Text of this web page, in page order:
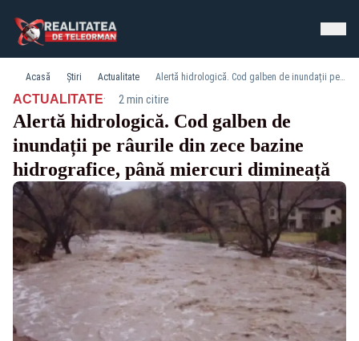
Acasă Știri Actualitate Alertă hidrologică. Cod galben de inundații pe râurile din zece bazine hidrografice, până miercuri dimineață
ACTUALITATE· 2 min citire
Alertă hidrologică. Cod galben de
inundații pe râurile din zece bazine
hidrografice, până miercuri dimineață